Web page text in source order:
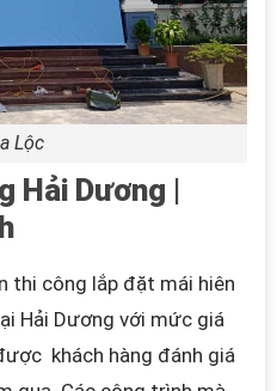
Lộc
Hải Dương |
thi công lắp đặt mái hiên
Hải Dương với mức giá
khách hàng đánh giá